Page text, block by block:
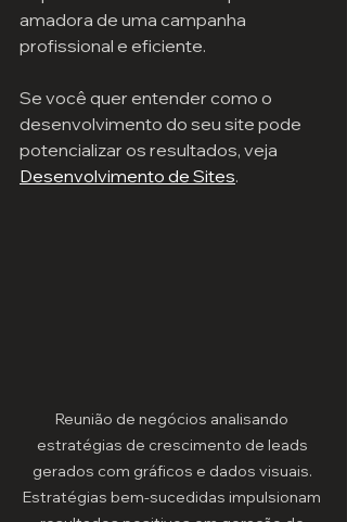
amadora de uma campanha
profissional e eficiente.
Se você quer entender como o
desenvolvimento do seu site pode
potencializar os resultados, veja
Desenvolvimento de Sites.
Reunião de negócios analisando
estratégias de crescimento de leads
gerados com gráficos e dados visuais.
Estratégias bem-sucedidas impulsionam